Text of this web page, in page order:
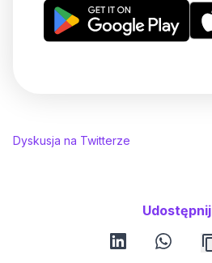
Dyskusja na Twitterze
Udostępnij
linkedin whatsapp